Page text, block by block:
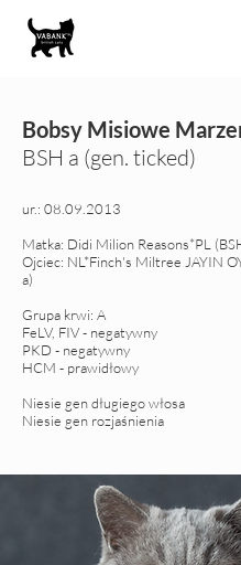
Bobsy Misiowe
BSH a (gen. ticked)
ur.: 08.09.2013
Matka: Didi Milion Reasons*PL
Ojciec: NL*Finch's Miltree JAYIN
a)
Grupa krwi: A
FeLV, FIV - negatywny
PKD - negatywny
HCM - prawidłowy
Niesie gen długiego włosa
Niesie gen rozjaśnienia